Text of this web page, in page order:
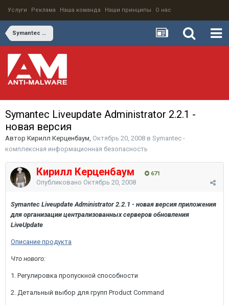
Услуги Реклама Наша команда Наши принципы О нас
Symantec - комплексная информационная безопасность
Symantec Liveupdate Administrator 2.2.1 -
новая версия
Автор Кирилл Керценбаум, Октябрь 20, 2008 в Symantec -
комплексная информационная безопасность
Кирилл Керценбаум 671
Опубликовано Октябрь 20, 2008
Symantec Liveupdate Administrator 2.2.1 - новая версия приложения
для организации централизованных серверов обновления
LiveUpdate
Описание продукта
Что нового:
1. Регулировка пропускной способности
2. Детальный выбор для групп Product Command